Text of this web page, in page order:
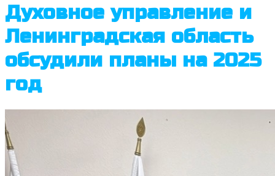
Духовное управление и
Ленинградская область
обсудили планы на 2025
год